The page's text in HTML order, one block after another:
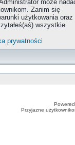
może
Zanim się
użytkowania oraz
wszystkie
prywatności
Przyjazne